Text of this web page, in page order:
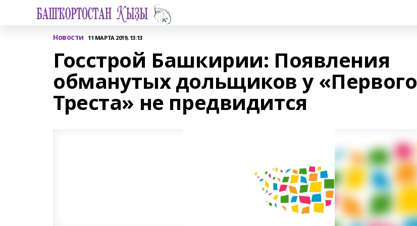
Новости 11 МАРТА 2019, 13:13
Госстрой Башкирии: Появления
обманутых дольщиков у «Первого
Треста» не предвидится